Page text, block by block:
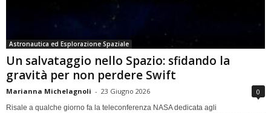
Astronautica ed Esplorazione Spaziale
Un salvataggio nello Spazio: sfidando la
gravità per non perdere Swift
Marianna Michelagnoli - 23 Giugno 2026 0
Risale a qualche giorno fa la teleconferenza NASA dedicata agli